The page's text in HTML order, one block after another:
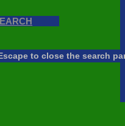
to close the search